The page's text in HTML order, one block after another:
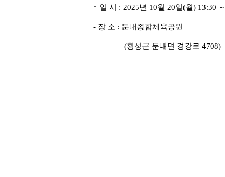
- 일 시 : 2025년 10월 20일(월) 13:30 ～
- 장 소 : 둔내종합체육공원
(횡성군 둔내면 경강로 4708)